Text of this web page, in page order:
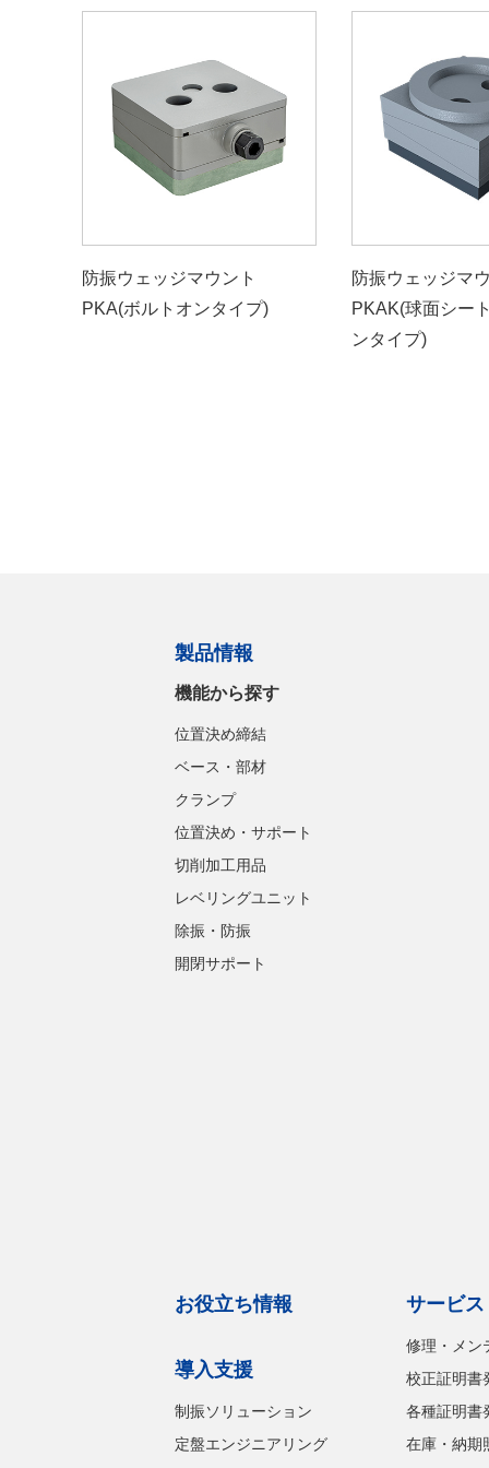
防振ウェッジマウント
PKA(ボルトオンタイプ)
防振ウェッジマ
PKAK(球面シー
ンタイプ)
製品情報
機能から探す
位置決め締結
ベース・部材
クランプ
位置決め・サポート
切削加工用品
レベリングユニット
除振・防振
開閉サポート
お役立ち情報
導入支援
制振ソリューション
定盤エンジニアリング
サービ
修理・メン
校正証明書
各種証明書
在庫・納期